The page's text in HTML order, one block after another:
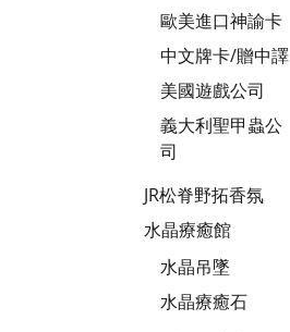
歐美進口神諭卡
中文牌卡/贈中譯
美國遊戲公司
義大利聖甲蟲公
司
JR松脊野拓香氛
水晶療癒館
水晶吊墜
水晶療癒石